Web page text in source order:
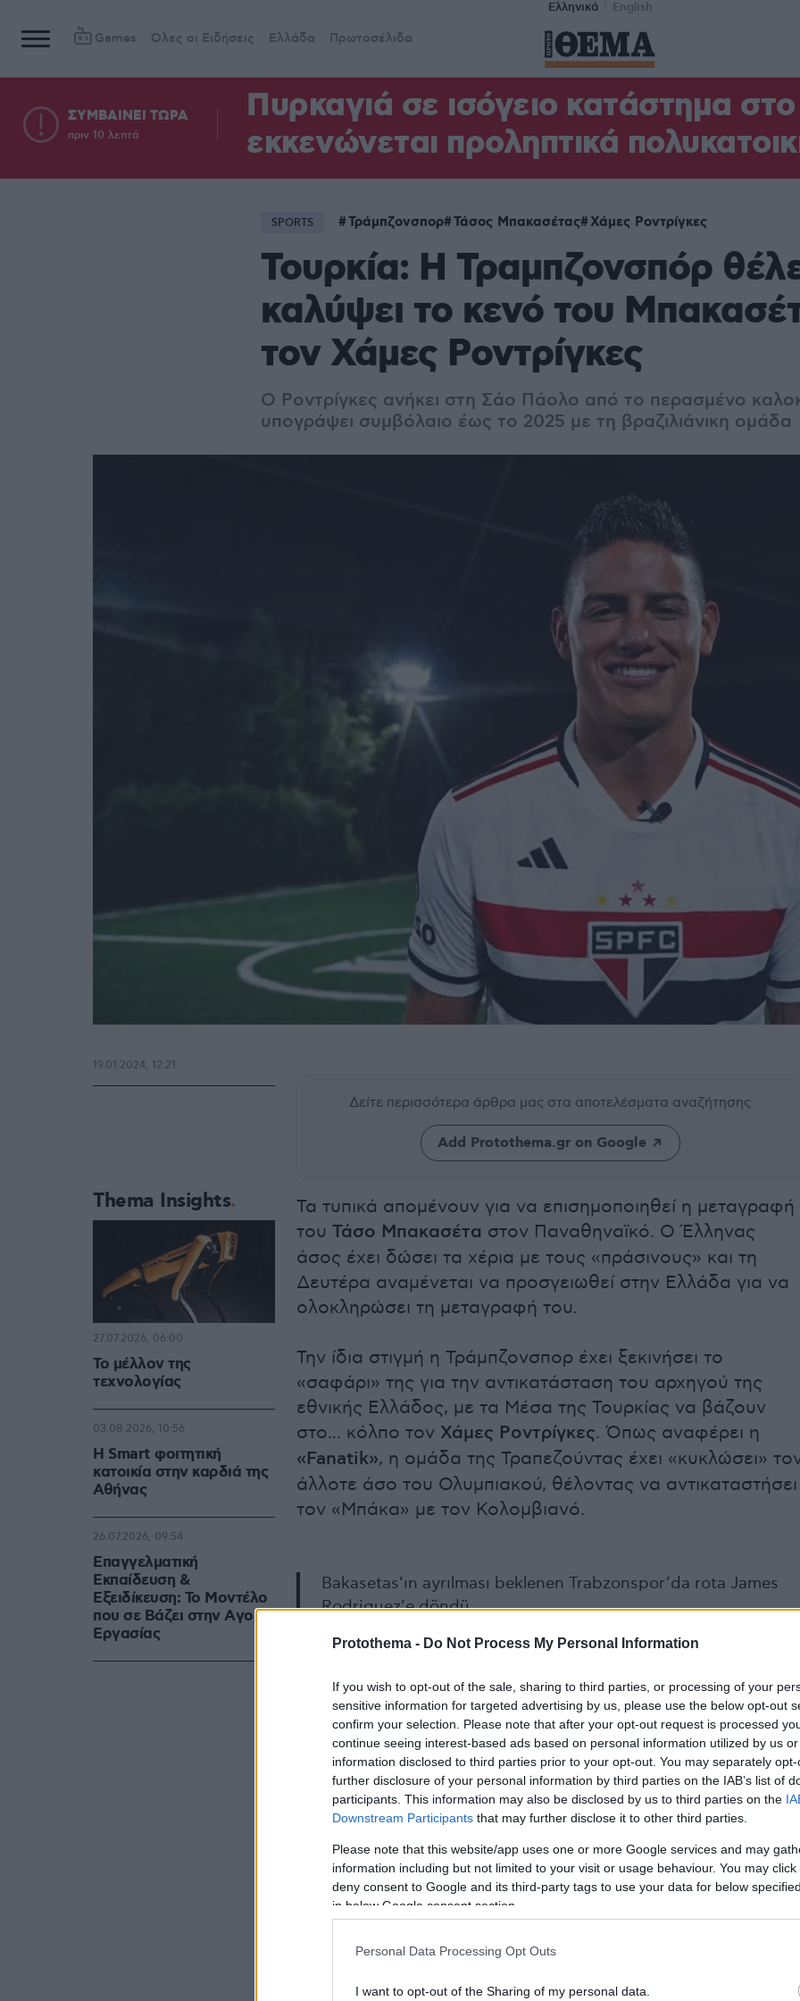
Protothema - Do Not Process My Personal Information
If you wish to opt-out of the sale, sharing to third parties, or processing of your
sensitive information for targeted advertising by us, please use the below opt-out
confirm your selection. Please note that after your opt-out request is processed
continue seeing interest-based ads based on personal information utilized by us
information disclosed to third parties prior to your opt-out. You may separately
further disclosure of your personal information by third parties on the IAB’s list of
participants. This information may also be disclosed by us to third parties on the
Downstream Participants that may further disclose it to other third parties.
Please note that this website/app uses one or more Google services and may
information including but not limited to your visit or usage behaviour. You may
deny consent to Google and its third-party tags to use your data for below
in below Google consent section.
Personal Data Processing Opt Outs
I want to opt-out of the Sharing of my personal data.
Ελληνικά English
Games Όλες οι Ειδήσεις Ελλάδα Πρωτοσέλιδα
ΣΥΜΒΑΙΝΕΙ ΤΩΡΑ
πριν 10 λεπτά
Πυρκαγιά σε ισόγειο κατάστημα
εκκενώνεται προληπτικά
SPORTS Τράμπζονσπορ Τάσος Μπακασέτας Χάμες Ροντρίγκες
Τουρκία: Η Τραμπζονσπόρ
καλύψει το κενό του
τον Χάμες Ροντρίγκες
Ο Ροντρίγκες ανήκει στη Σάο Πάολο από το περασμένο
υπογράψει συμβόλαιο έως το 2025 με τη βραζιλιάνικη ομάδα
Δείτε περισσότερα άρθρα μας στα αποτελέσματα αναζήτησης
Add Protothema.gr on Google
Τα τυπικά απομένουν για να επισημοποιηθεί η μεταγραφή
του Τάσο Μπακασέτα στον Παναθηναϊκό. Ο Έλληνας
άσος έχει δώσει τα χέρια με τους «πράσινους» και τη
Δευτέρα αναμένεται να προσγειωθεί στην Ελλάδα για να
ολοκληρώσει τη μεταγραφή του.
Την ίδια στιγμή η Τράμπζονσπορ έχει ξεκινήσει το
«σαφάρι» της για την αντικατάσταση του αρχηγού της
εθνικής Ελλάδος, με τα Μέσα της Τουρκίας να βάζουν
στο... κόλπο τον Χάμες Ροντρίγκες. Όπως αναφέρει η
«Fanatik», η ομάδα της Τραπεζούντας έχει «κυκλώσει»
άλλοτε άσο του Ολυμπιακού, θέλοντας να αντικαταστήσει
τον «Μπάκα» με τον Κολομβιανό.
Bakasetas’ın ayrılması beklenen Trabzonspor’da rota James
Rodriguez’e döndü.
📰 Fanatikpic.twitter.com/bW6HGItDpV
— mackolik (@mackolik)January 19, 2024
Ο Ροντρίγκες ανήκει στη Σάο Πάολο από το περασμένο
τη βραζιλιάνικη ομάδα.
19.01.2024, 12:21
Thema Insights
Το μέλλον της
τεχνολογίας
27.07.2026, 06:00
Η Smart φοιτητική
κατοικία στην καρδιά της
Αθήνας
03.08.2026, 10:56
Επαγγελματική
Εκπαίδευση &
Εξειδίκευση: Το Mοντέλο
που σε Bάζει στην Aγορά
Eργασίας
26.07.2026, 09:54